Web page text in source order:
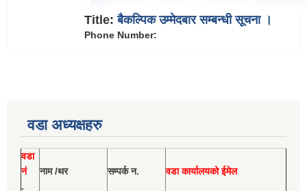
Title:बैकल्पिक उम्मेदबार सम्बन्धी सूचना ।
Phone Number:
वडा अध्यक्षहरु
वडा
नं
.
नाम /थर सम्पर्क न. वडा कार्यालयको ईमेल